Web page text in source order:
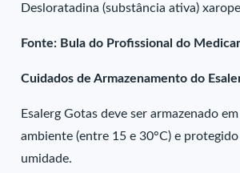
Desloratadina (substância ativa)
Fonte: Bula do Profissional do
Cuidados de Armazenamento do
Esalerg Gotas deve ser armazenado
ambiente (entre 15 e 30°C) e protegido
umidade.